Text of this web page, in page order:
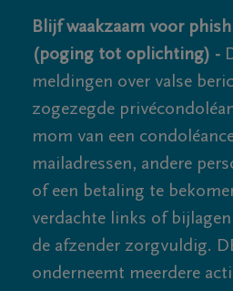
Blijf waakzaam voor
(poging tot oplichting) -
meldingen over valse
zogezegde
mom van een
mailadressen, andere
of een betaling te
verdachte links of
de afzender zorgvuldig.
onderneemt meerdere